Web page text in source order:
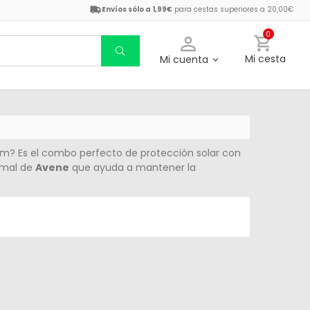
Envíos sólo a 1,99€ para cestas superiores a 20,00€
Mi cuenta
0
Mi cesta
Es el combo perfecto de protección solar con
de Avene que ayuda a mantener la